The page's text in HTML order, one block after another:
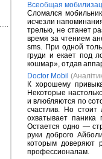
Всеобщая
Сломался
исчезли
трелью, не станет
время за чтением
sms. При одной
груди и екает под
кошмар», отдав
Doctor Mobil
К хорошему
Некоторые
и влюбляются по
счастлив. Но
охватывает
Остается одно —
руки доброго
которым доверяют
профессионалам.